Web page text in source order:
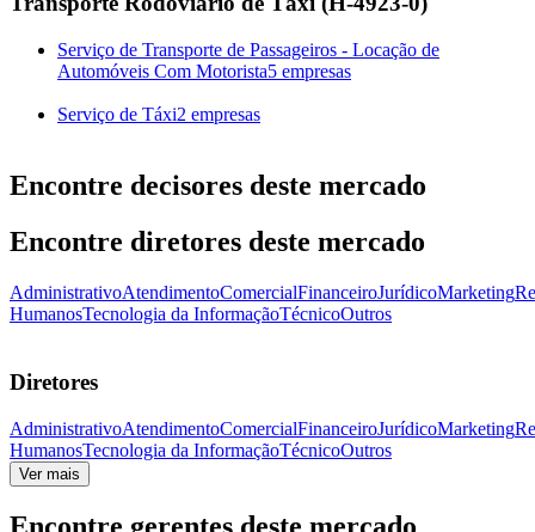
Serviço de Transporte de Passageiros - Locação de
Automóveis Com Motorista5 empresas
Serviço de Táxi2 empresas
Encontre decisores deste mercado
Encontre diretores deste mercado
AdministrativoAtendimentoComercialFinanceiroJurídicoMarketing
HumanosTecnologia da InformaçãoTécnicoOutros
Diretores
AdministrativoAtendimentoComercialFinanceiroJurídicoMarketing
HumanosTecnologia da InformaçãoTécnicoOutros
Ver mais
Encontre gerentes deste mercado